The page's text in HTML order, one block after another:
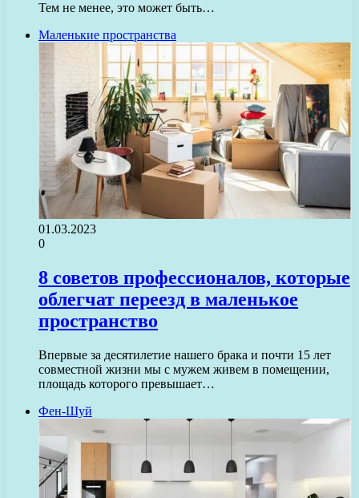
Тем не менее, это может быть…
Маленькие пространства
01.03.2023
0
8 советов профессионалов, которые
облегчат переезд в маленькое
пространство
Впервые за десятилетие нашего брака и почти 15 лет
совместной жизни мы с мужем живем в помещении,
площадь которого превышает…
Фен-Шуй